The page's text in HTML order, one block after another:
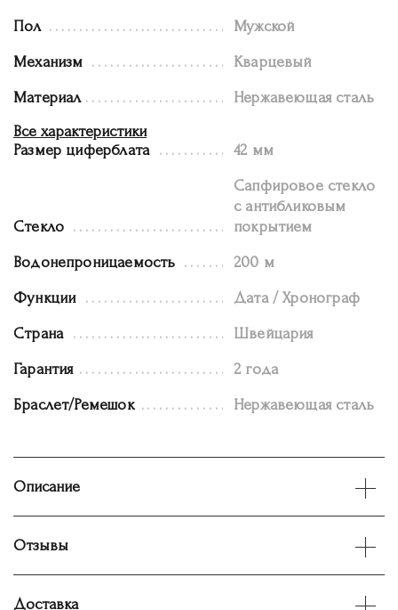
Пол Мужской
Механизм Кварцевый
Материал
Нержавеющая сталь
Все характеристики
Размер циферблата
42 мм
Стекло
Сапфировое стекло
с антибликовым
покрытием
Водонепроницаемость 200 м
Функции Дата / Хронограф
Страна Швейцария
Гарантия 2 года
Браслет/Ремешок Нержавеющая сталь
Описание
Отзывы
Доставка